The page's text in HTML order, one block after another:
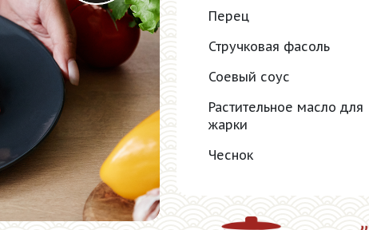
Перец
Стручковая фасоль
Соевый соус
Растительное масло для
жарки
Чеснок